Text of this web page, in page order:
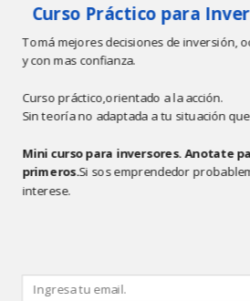
Capital o Friends and Families”,
experiencia en presentaciones frente
ayudó en el momento y una
atención fue el interés que
empresa.
El plan requería de una inversión de
etapas el componente humano y la
porque la posibilidad de desviarse del
muy alta, ya que está todo el camino
valuaciones a futuro, consiguieron la
“En definitiva, muy bien, para una
Curso Práctico para
Tomá mejores decisiones de inversión,
y con mas confianza.
Curso práctico,orientado a la acción.
Sin teoría no adaptada a tu situación
Mini curso para inversores. Anotate
primeros.Si sos emprendedor
interese.